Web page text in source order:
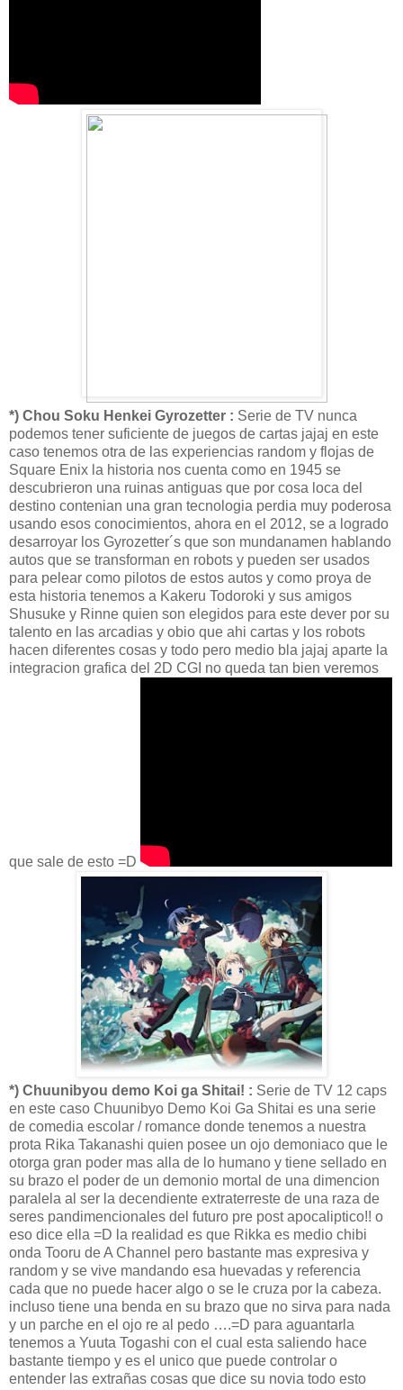
*) Chou Soku Henkei Gyrozetter : Serie de TV nunca
podemos tener suficiente de juegos de cartas jajaj en este
caso tenemos otra de las experiencias random y flojas de
Square Enix la historia nos cuenta como en 1945 se
descubrieron una ruinas antiguas que por cosa loca del
destino contenian una gran tecnologia perdia muy poderosa
usando esos conocimientos, ahora en el 2012, se a logrado
desarroyar los Gyrozetter´s que son mundanamen hablando
autos que se transforman en robots y pueden ser usados
para pelear como pilotos de estos autos y como proya de
esta historia tenemos a Kakeru Todoroki y sus amigos
Shusuke y Rinne quien son elegidos para este dever por su
talento en las arcadias y obio que ahi cartas y los robots
hacen diferentes cosas y todo pero medio bla jajaj aparte la
integracion grafica del 2D CGI no queda tan bien veremos
que sale de esto =D
*) Chuunibyou demo Koi ga Shitai! : Serie de TV 12 caps
en este caso Chuunibyo Demo Koi Ga Shitai es una serie
de comedia escolar / romance donde tenemos a nuestra
prota Rika Takanashi quien posee un ojo demoniaco que le
otorga gran poder mas alla de lo humano y tiene sellado en
su brazo el poder de un demonio mortal de una dimencion
paralela al ser la decendiente extraterreste de una raza de
seres pandimencionales del futuro pre post apocaliptico!! o
eso dice ella =D la realidad es que Rikka es medio chibi
onda Tooru de A Channel pero bastante mas expresiva y
random y se vive mandando esa huevadas y referencia
cada que no puede hacer algo o se le cruza por la cabeza.
incluso tiene una benda en su brazo que no sirva para nada
y un parche en el ojo re al pedo ….=D para aguantarla
tenemos a Yuuta Togashi con el cual esta saliendo hace
bastante tiempo y es el unico que puede controlar o
entender las extrañas cosas que dice su novia todo esto